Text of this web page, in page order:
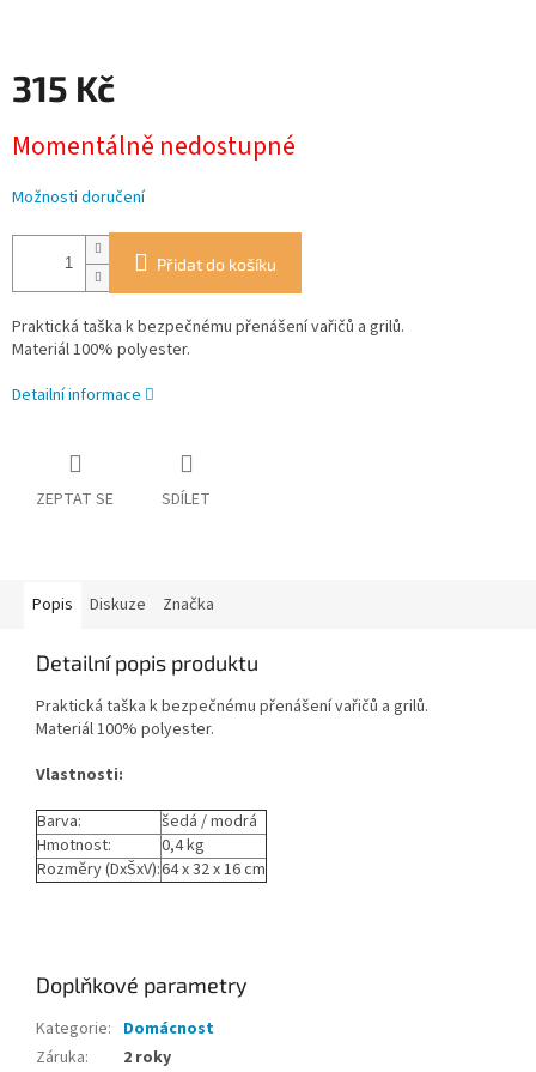
315 Kč
cena:
Momentálně nedostupné
Možnosti doručení
Přidat do košíku
Praktická taška k bezpečnému přenášení vařičů a grilů.
Materiál 100% polyester.
Detailní informace
ZEPTAT SE SDÍLET
Popis Diskuze Značka
Detailní popis produktu
Praktická taška k bezpečnému přenášení vařičů a grilů.
Materiál 100% polyester.
Vlastnosti:
Barva:
šedá / modrá
Hmotnost:
0,4 kg
Rozměry (DxŠxV):64 x 32 x 16 cm
Doplňkové parametry
Kategorie: Domácnost
Záruka:
2 roky